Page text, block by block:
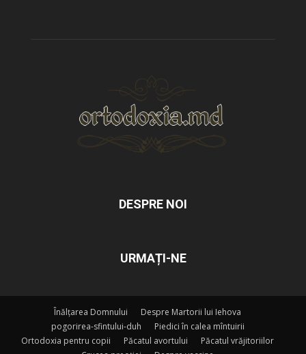
DESPRE NOI
URMAȚI-NE
Înălțarea Domnului
Despre Martorii lui Iehova
pogorirea-sfintului-duh
Piedici în calea mîntuirii
Ortodoxia pentru copii
Păcatul avortului
Păcatul vrăjitoriilor